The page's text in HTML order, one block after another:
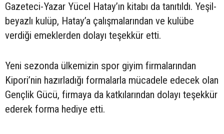
Gazeteci-Yazar Yücel Hatay’ın kitabı da tanıtıldı. Yeşil-
beyazlı kulüp, Hatay’a çalışmalarından ve kulübe
verdiği emeklerden dolayı teşekkür etti.
Yeni sezonda ülkemizin spor giyim firmalarından
Kipori’nin hazırladığı formalarla mücadele edecek olan
Gençlik Gücü, firmaya da katkılarından dolayı teşekkür
ederek forma hediye etti.